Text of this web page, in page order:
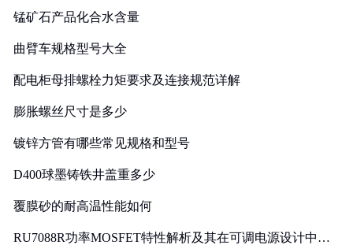
锰矿石产品化合水含量
曲臂车规格型号大全
配电柜母排螺栓力矩要求及连接规范详解
膨胀螺丝尺寸是多少
镀锌方管有哪些常见规格和型号
D400球墨铸铁井盖重多少
覆膜砂的耐高温性能如何
RU7088R功率MOSFET特性解析及其在可调电源设计中的